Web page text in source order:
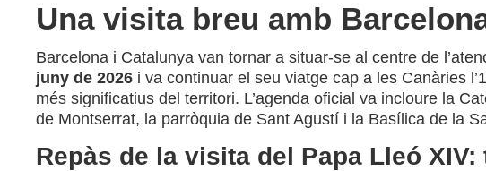
Una visita breu amb
Barcelona i Catalunya van tornar a situar-se al centre de
juny de 2026 i va continuar el seu viatge cap a les Canàries
més significatius del territori. L’agenda oficial va incloure la
de Montserrat, la parròquia de Sant Agustí i la Basílica de la
Repàs de la visita del Papa Lleó